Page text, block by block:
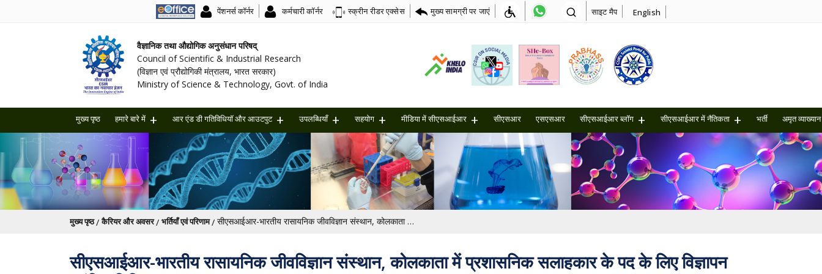
पेंशनर्स कॉर्नर कर्मचारी कॉर्नर स्क्रीन रीडर एक्सेस मुख्य सामग्री पर जाएं साइट मैप English
वैज्ञानिक तथा औद्योगिक अनुसंधान परिषद्
Council of Scientific & Industrial Research
(विज्ञान एवं प्रौद्योगिकी मंत्रालय, भारत सरकार)
Ministry of Science & Technology, Govt. of India
मुख्य पृष्ठ हमारे बारे में आर एंड डी गतिविधियॉ और आउटपुट उपलब्धियाँ सहयोग मीडिया में सीएसआईआर सीएसआर एसएसआर सीएसआईआर ब्लॉग सीएसआईआर में नैतिकता भर्ती अमृत ​​व्याख्यान
पग चिन्ह
मुख्य पृष्ठ कैरियर और अवसर भर्तियाँ एवं परिणाम सीएसआईआर-भारतीय रासायनिक जीवविज्ञान संस्थान, कोलकाता में प्रशासनिक सलाहकार के पद के लिए विज्ञापन [अंतिम तिथि: 17/03/2026]
सीएसआईआर-भारतीय रासायनिक जीवविज्ञान संस्थान, कोलकाता में प्रशासनिक सलाहकार के पद के लिए विज्ञापन